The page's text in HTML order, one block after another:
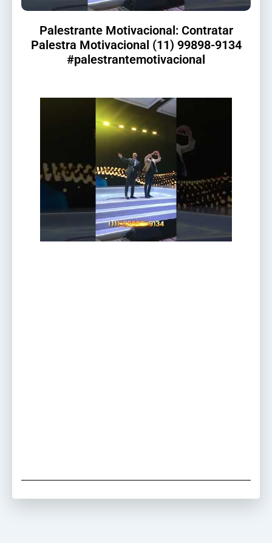
Palestrante Motivacional: Contratar
Palestra Motivacional (11) 99898-9134
#palestrantemotivacional